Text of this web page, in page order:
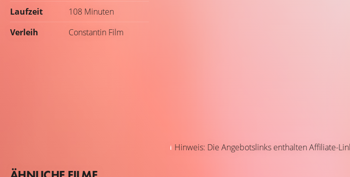
Laufzeit
108 Minuten
Verleih
Constantin Film
Hinweis: Die Angebotslinks enthalten Affiliate-